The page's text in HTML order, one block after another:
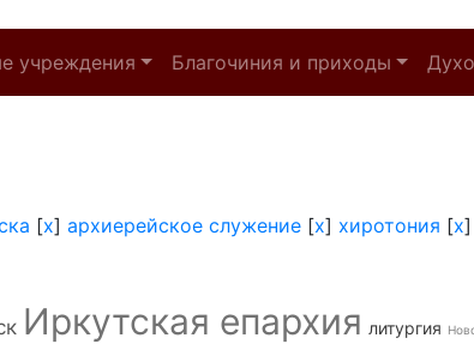
учреждения Благочиния и приходы
[x] архиерейское служение [x] хиротония [x]
Иркутская епархия литургия